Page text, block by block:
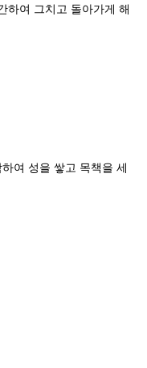
하여 그치고 돌아가게 해
여 성을 쌓고 목책을 세